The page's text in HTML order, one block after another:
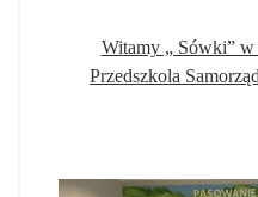
Witamy „ Sówki”
Przedszkola